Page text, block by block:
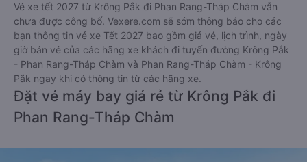
Vé xe tết 2027 từ Krông Pắk đi Phan Rang-Tháp Chàm vẫn
chưa được công bố. Vexere.com sẽ sớm thông báo cho các
bạn thông tin vé xe Tết 2027 bao gồm giá vé, lịch trình, ngày
giờ bán vé của các hãng xe khách đi tuyến đường Krông Pắk
- Phan Rang-Tháp Chàm và Phan Rang-Tháp Chàm - Krông
Pắk ngay khi có thông tin từ các hãng xe.
Đặt vé máy bay giá rẻ từ Krông Pắk đi
Phan Rang-Tháp Chàm